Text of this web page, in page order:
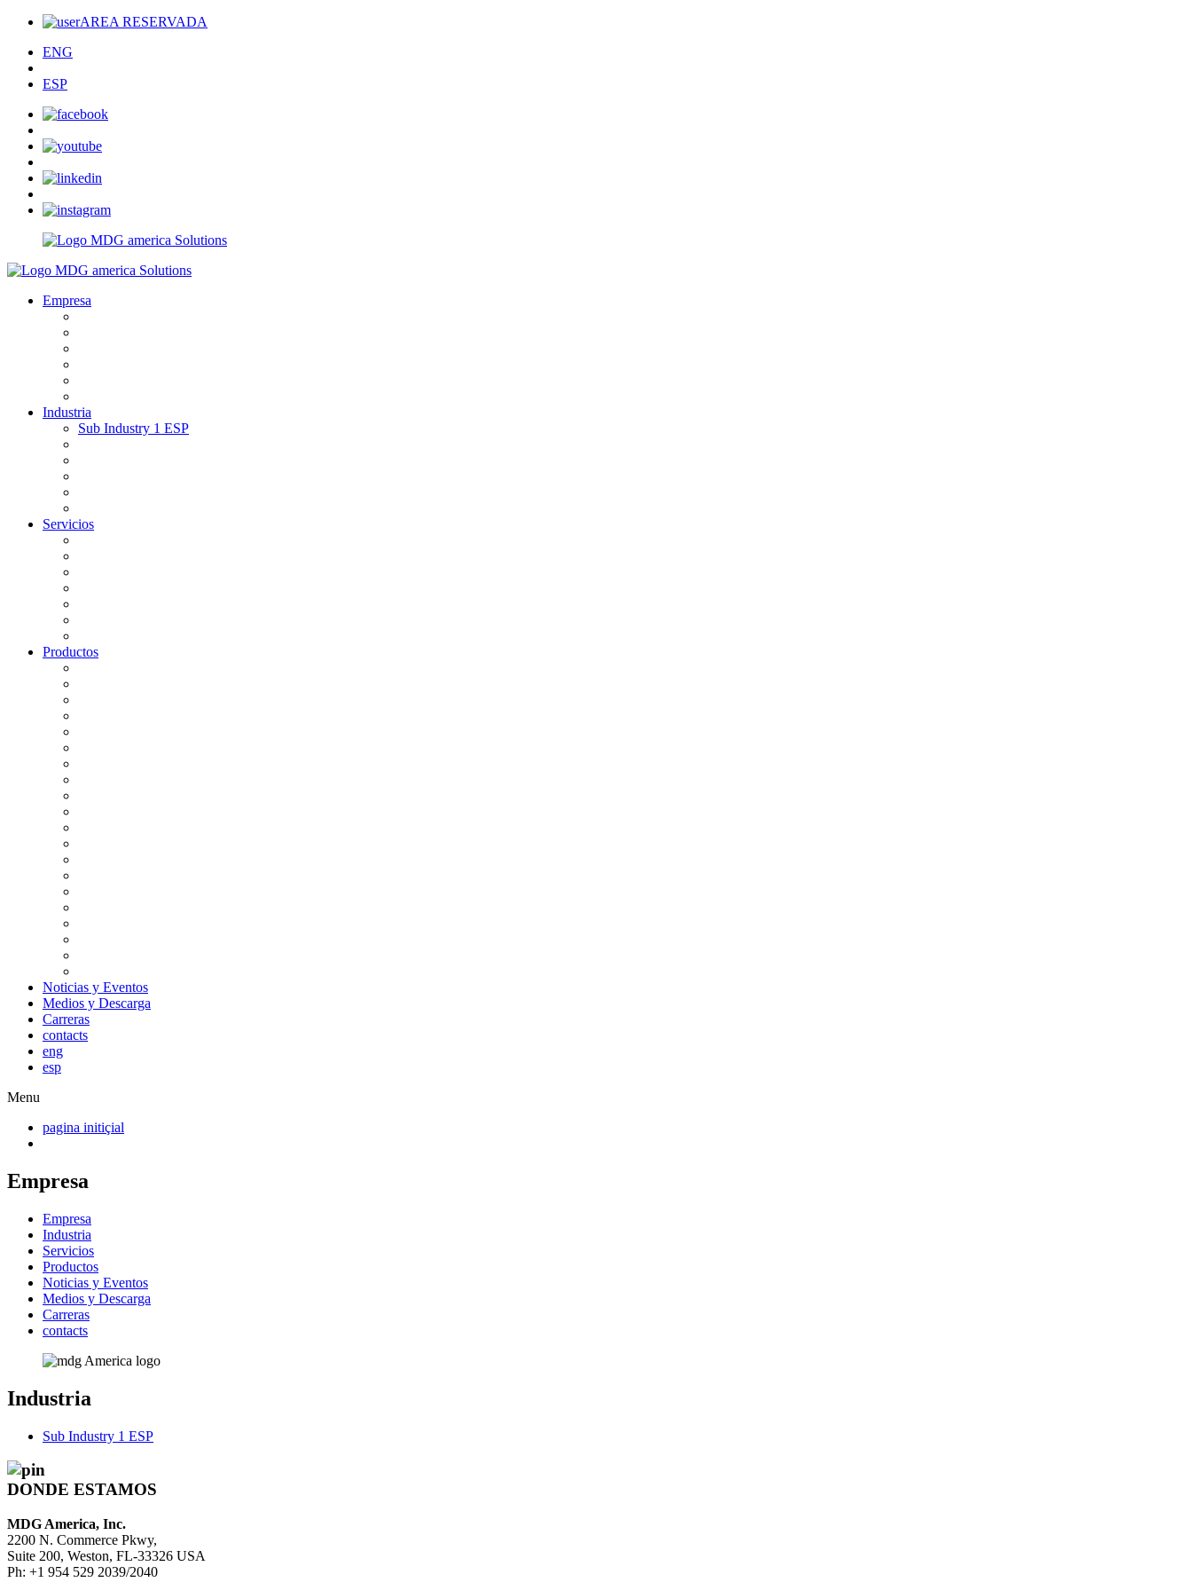
AREA RESERVADA
ENG
ESP
Empresa
Industria
Sub Industry 1 ESP
Servicios
Productos
Noticias y Eventos
Medios y Descarga
Carreras
contacts
eng
esp
Menu
pagina initiçial
Empresa
Empresa
Industria
Servicios
Productos
Noticias y Eventos
Medios y Descarga
Carreras
contacts
Industria
Sub Industry 1 ESP
DONDE ESTAMOS
MDG America, Inc.
2200 N. Commerce Pkwy,
Suite 200, Weston, FL-33326 USA
Ph: +1 954 529 2039/2040